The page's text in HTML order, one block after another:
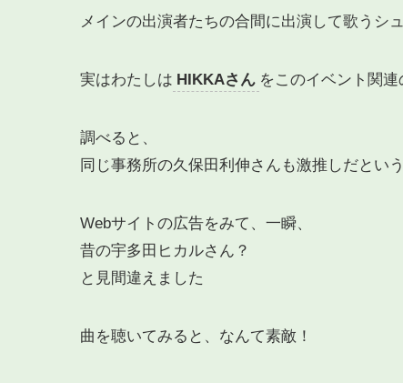
メインの出演者たちの合間に出演して歌うシ
実はわたしは HIKKAさん をこのイベント関
調べると、
同じ事務所の久保田利伸さんも激推しだとい
Webサイトの広告をみて、一瞬、
昔の宇多田ヒカルさん？
と見間違えました
曲を聴いてみると、なんて素敵！